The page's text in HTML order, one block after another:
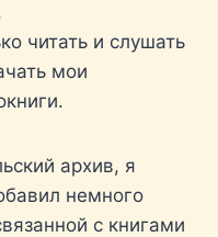
читать и слушать
мои
архив, я
немного
с книгами